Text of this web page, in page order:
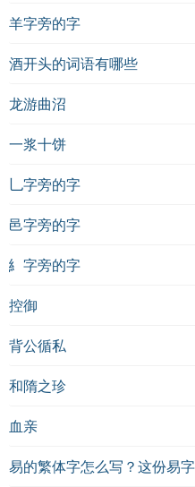
羊字旁的字
酒开头的词语有哪些
龙游曲沼
一浆十饼
乚字旁的字
邑字旁的字
糹字旁的字
控御
背公循私
和隋之珍
血亲